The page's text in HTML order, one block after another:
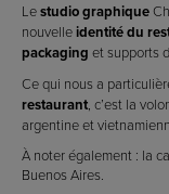
Lestudio graphique
nouvelle identité du
packaging et supports
Ce qui nous a
restaurant, c’est la
argentine et
À noter également : la
Buenos Aires.